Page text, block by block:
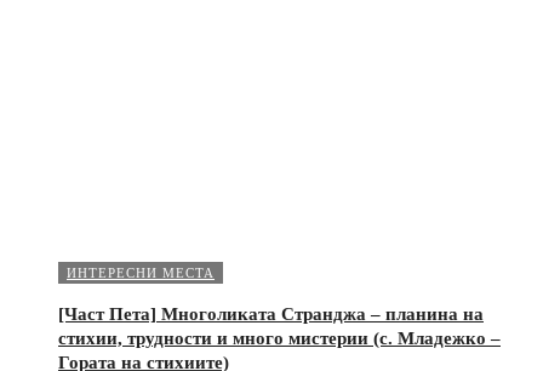
ИНТЕРЕСНИ МЕСТА
[Част Пета] Многоликата Странджа – планина на
стихии, трудности и много мистерии (с. Младежко –
Гората на стихиите)